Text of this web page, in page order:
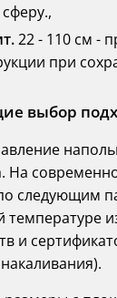
22 - 110 см -
при
выбор
На
следующим
и